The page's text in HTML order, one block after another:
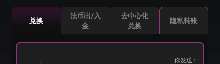
兑换
法币出/入
金
去中心化
兑换
隐私转账
你发送：